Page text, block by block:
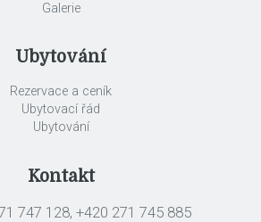
Galerie
Ubytování
Rezervace a ceník
Ubytovací řád
Ubytování
Kontakt
747 128, +420 271 745 885